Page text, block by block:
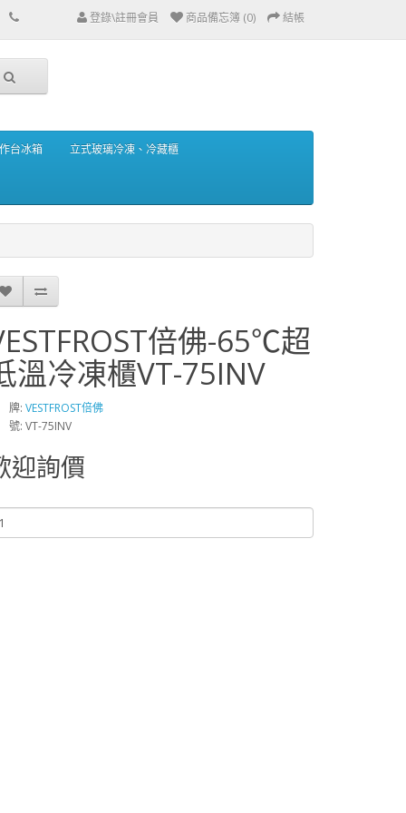
登錄\註冊會員 商品備忘簿 (0) 結帳
台冰箱 立式玻璃冷凍、冷藏櫃
倍佛-65℃超
溫冷凍櫃VT-75INV
牌: VESTFROST倍佛
: VT-75INV
迎詢價